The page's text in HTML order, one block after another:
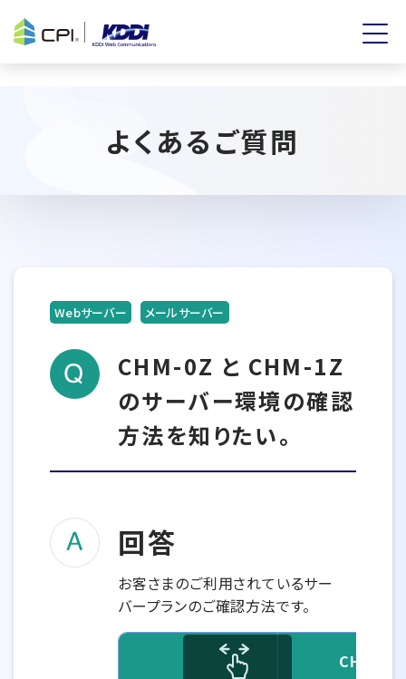
よくあるご質問
Webサーバー メールサーバー
CHM-0Z と CHM-1Z
のサーバー環境の確認
方法を知りたい。
回答
お客さまのご利用されているサー
バープランのご確認方法です。
CHM-